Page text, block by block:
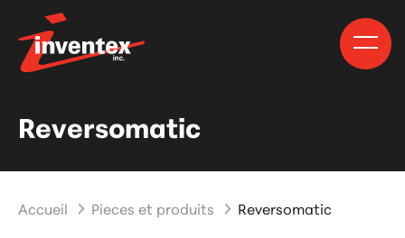
Reversomatic
Accueil Pieces et produits Reversomatic